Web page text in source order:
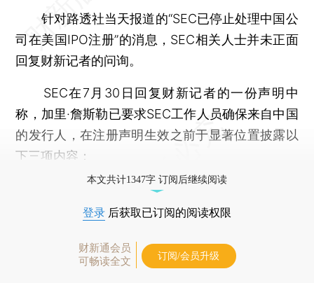
针对路透社当天报道的“SEC已停止处理中国公
司在美国IPO注册”的消息，SEC相关人士并未正面
回复财新记者的问询。
SEC在7月30日回复财新记者的一份声明中
称，加里·詹斯勒已要求SEC工作人员确保来自中国
的发行人，在注册声明生效之前于显著位置披露以
下三项内容：
本文共计1347字 订阅后继续阅读
登录 后获取已订阅的阅读权限
财新通会员
可畅读全文
订阅/会员升级